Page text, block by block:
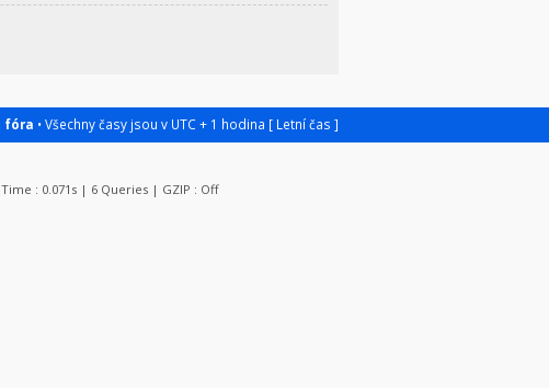
fóra • Všechny časy jsou v UTC + 1 hodina [ Letní čas ]
: 0.071s | 6 Queries | GZIP : Off